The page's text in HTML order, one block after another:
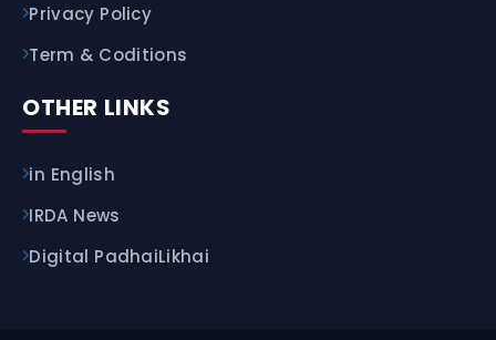
Privacy Policy
Term & Coditions
OTHER LINKS
in English
IRDA News
Digital PadhaiLikhai